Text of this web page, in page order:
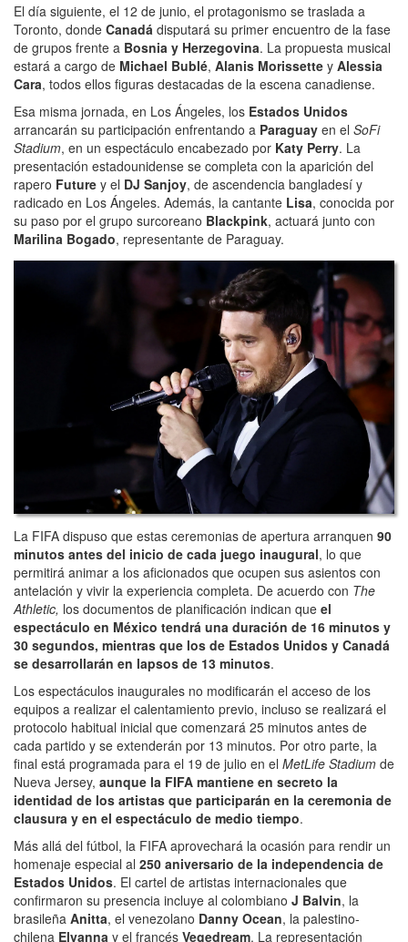
El día siguiente, el 12 de junio, el protagonismo se traslada a
Toronto, donde Canadá disputará su primer encuentro de la fase
de grupos frente a Bosnia y Herzegovina. La propuesta musical
estará a cargo de Michael Bublé, Alanis Morissette y Alessia
Cara, todos ellos figuras destacadas de la escena canadiense.
Esa misma jornada, en Los Ángeles, los Estados Unidos
arrancarán su participación enfrentando a Paraguay en el SoFi
Stadium, en un espectáculo encabezado por Katy Perry. La
presentación estadounidense se completa con la aparición del
rapero Future y el DJ Sanjoy, de ascendencia bangladesí y
radicado en Los Ángeles. Además, la cantante Lisa, conocida por
su paso por el grupo surcoreano Blackpink, actuará junto con
Marilina Bogado, representante de Paraguay.
La FIFA dispuso que estas ceremonias de apertura arranquen 90
minutos antes del inicio de cada juego inaugural, lo que
permitirá animar a los aficionados que ocupen sus asientos con
antelación y vivir la experiencia completa. De acuerdo con The
Athletic, los documentos de planificación indican que el
espectáculo en México tendrá una duración de 16 minutos y
30 segundos, mientras que los de Estados Unidos y Canadá
se desarrollarán en lapsos de 13 minutos.
Los espectáculos inaugurales no modificarán el acceso de los
equipos a realizar el calentamiento previo, incluso se realizará el
protocolo habitual inicial que comenzará 25 minutos antes de
cada partido y se extenderán por 13 minutos. Por otro parte, la
final está programada para el 19 de julio en el MetLife Stadium de
Nueva Jersey, aunque la FIFA mantiene en secreto la
identidad de los artistas que participarán en la ceremonia de
clausura y en el espectáculo de medio tiempo.
Más allá del fútbol, la FIFA aprovechará la ocasión para rendir un
homenaje especial al 250 aniversario de la independencia de
Estados Unidos. El cartel de artistas internacionales que
confirmaron su presencia incluye al colombiano J Balvin, la
brasileña Anitta, el venezolano Danny Ocean, la palestino-
chilena Elyanna y el francés Vegedream. La representación